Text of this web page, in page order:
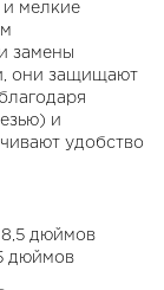
мелкие
замены
они защищают
и
удобство
дюймов
дюймов